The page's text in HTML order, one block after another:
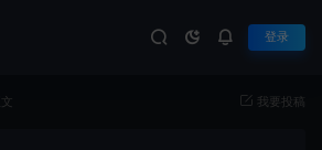
登录
我要投稿